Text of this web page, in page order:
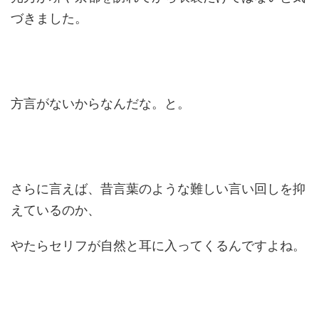
づきました。
方言がないからなんだな。と。
さらに言えば、昔言葉のような難しい言い回しを抑
えているのか、
やたらセリフが自然と耳に入ってくるんですよね。